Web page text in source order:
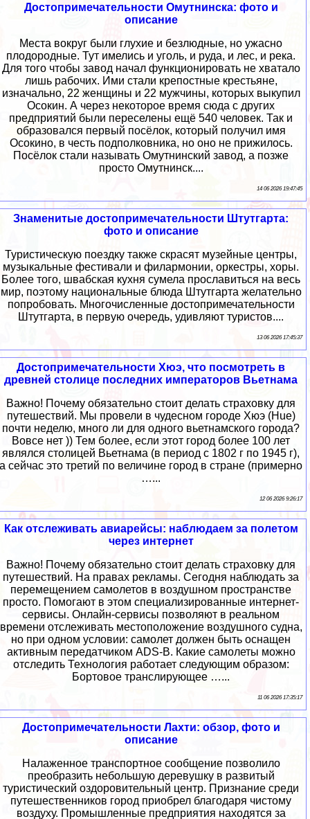
Достопримечательности Омутнинска: фото и
описание
Места вокруг были глухие и безлюдные, но ужасно
плодородные. Тут имелись и уголь, и руда, и лес, и река.
Для того чтобы завод начал функционировать не хватало
лишь рабочих. Ими стали крепостные крестьяне,
изначально, 22 женщины и 22 мужчины, которых выкупил
Осокин. А через некоторое время сюда с других
предприятий были переселены ещё 540 человек. Так и
образовался первый посёлок, который получил имя
Осокино, в честь подполковника, но оно не прижилось.
Посёлок стали называть Омутнинский завод, а позже
просто Омутнинск....
14 06 2026 19:47:45
Знаменитые достопримечательности Штутгарта:
фото и описание
Туристическую поездку также скрасят музейные центры,
музыкальные фестивали и филармонии, оркестры, хоры.
Более того, швабская кухня сумела прославиться на весь
мир, поэтому национальные блюда Штутгарта желательно
попробовать. Многочисленные достопримечательности
Штутгарта, в первую очередь, удивляют туристов....
13 06 2026 17:45:37
Достопримечательности Хюэ, что посмотреть в
древней столице последних императоров Вьетнама
Важно! Почему обязательно стоит делать страховку для
путешествий. Мы провели в чудесном городе Хюэ (Hue)
почти неделю, много ли для одного вьетнамского города?
Вовсе нет )) Тем более, если этот город более 100 лет
являлся столицей Вьетнама (в период с 1802 г по 1945 г),
а сейчас это третий по величине город в стране (примерно
…...
12 06 2026 9:26:17
Как отслеживать авиарейсы: наблюдаем за полетом
через интернет
Важно! Почему обязательно стоит делать страховку для
путешествий. На правах рекламы. Сегодня наблюдать за
перемещением самолетов в воздушном пространстве
просто. Помогают в этом специализированные интернет-
сервисы. Онлайн-сервисы позволяют в реальном
времени отслеживать местоположение воздушного судна,
но при одном условии: самолет должен быть оснащен
активным передатчиком ADS-B. Какие самолеты можно
отследить Технология работает следующим образом:
Бортовое транслирующее …...
11 06 2026 17:35:17
Достопримечательности Лахти: обзор, фото и
описание
Налаженное транспортное сообщение позволило
преобразить небольшую деревушку в развитый
туристический оздоровительный центр. Признание среди
путешественников город приобрел благодаря чистому
воздуху. Промышленные предприятия находятся за